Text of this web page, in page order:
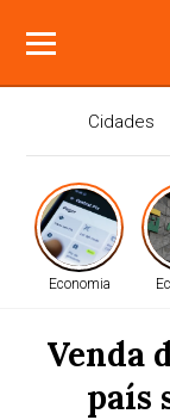
Cidades
Economia
Venda
país